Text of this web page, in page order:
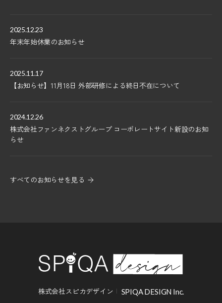
2025.12.23
年末年始休業のお知らせ
2025.11.17
【お知らせ】11月18日 外部研修による終日不在について
2024.12.26
株式会社ファンネクストグループ コーポレートサイト新設のお知
らせ
すべてのお知らせを見る
株式会社スピカデザイン SPIQA DESIGN Inc.